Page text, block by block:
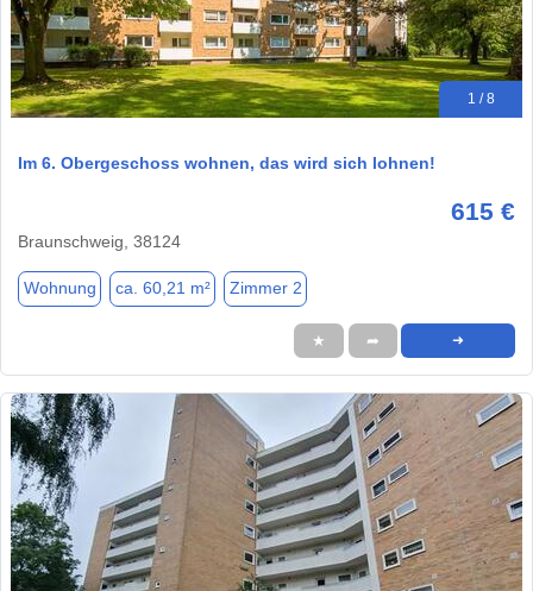
1 / 8
Im 6. Obergeschoss wohnen, das wird sich lohnen!
615 €
Braunschweig, 38124
Wohnung ca. 60,21 m² Zimmer 2
★ ➦ ➜